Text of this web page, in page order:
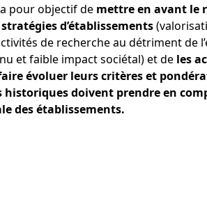
pour objectif de mettre en avant le
d’établissements
de recherche au détriment de
et faible impact sociétal) et de les
évoluer leurs critères et
historiques doivent prendre en
des établissements.